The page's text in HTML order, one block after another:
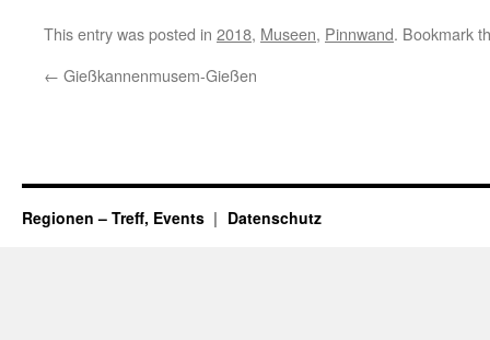
This entry was posted in 2018, Museen, Pinnwand. Bookmark
← Gießkannenmusem-Gießen
Regionen – Treff, Events Datenschutz